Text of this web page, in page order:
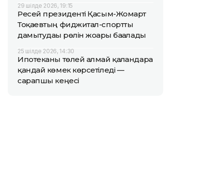
29 шілде 2026, 19:15
Ресей президенті Қасым-Жомарт
Тоқаевтың фиджитал-спортты
дамытудағы рөлін жоғары бағалады
25 шілде 2026, 14:30
Ипотеканы төлей алмай қалғандарға
қандай көмек көрсетіледі —
сарапшы кеңесі